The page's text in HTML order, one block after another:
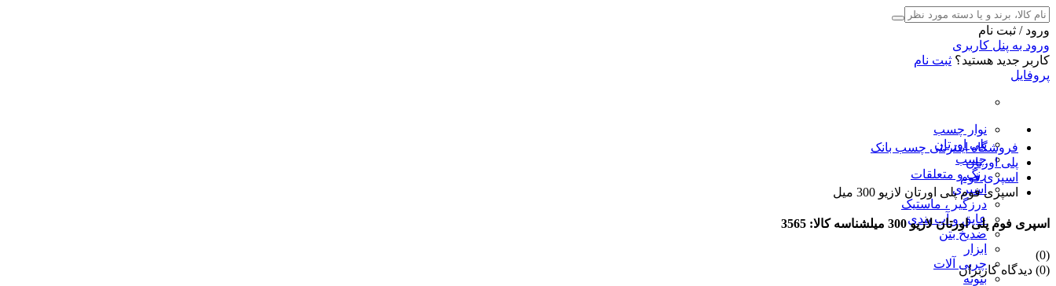
ورود / ثبت نام
ورود به پنل کاربری
کاربر جدید هستید؟ ثبت نام
پروفایل
نوار چسب
پلی اورتان
چسب
رنگ و متعلقات
اسپری
درزگیر ، ماستیک
عایق و آب بندی
ضدیخ بتن
ابزار
چربی آلات
بتونه
فروشگاه اینترنتی چسب بانک
پلی اورتان
اسپری فوم
اسپری فوم پلی اورتان لازیو 300 میل
اسپری فوم پلی اورتان لازیو 300 میل شناسه کالا: 3565
(0)
(0) دیدگاه کاربران